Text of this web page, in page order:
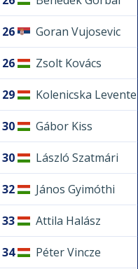
26 Goran Vujosevic
26 Zsolt Kovács
29 Kolenicska Levente
30 Gábor Kiss
30 László Szatmári
32 János Gyimóthi
33 Attila Halász
34 Péter Vincze